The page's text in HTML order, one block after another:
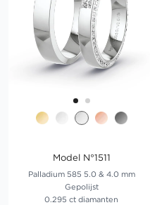
Model N°1511
Palladium 585 5.0 & 4.0 mm
Gepolijst
0.295 ct diamanten